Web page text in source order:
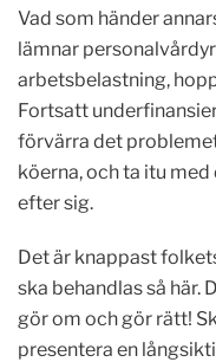
Vad som händer
lämnar
arbetsbelastning,
Fortsatt
förvärra det
köerna, och ta itu
efter sig.
Det är knappast
ska behandlas så här.
gör om och gör rätt!
presentera en